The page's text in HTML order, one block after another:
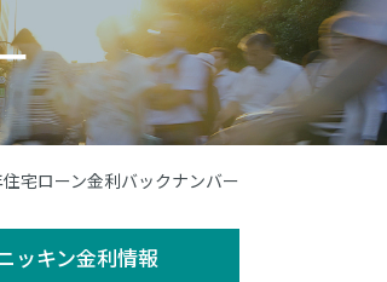
宅ローン金利バックナンバー
ッキン金利情報